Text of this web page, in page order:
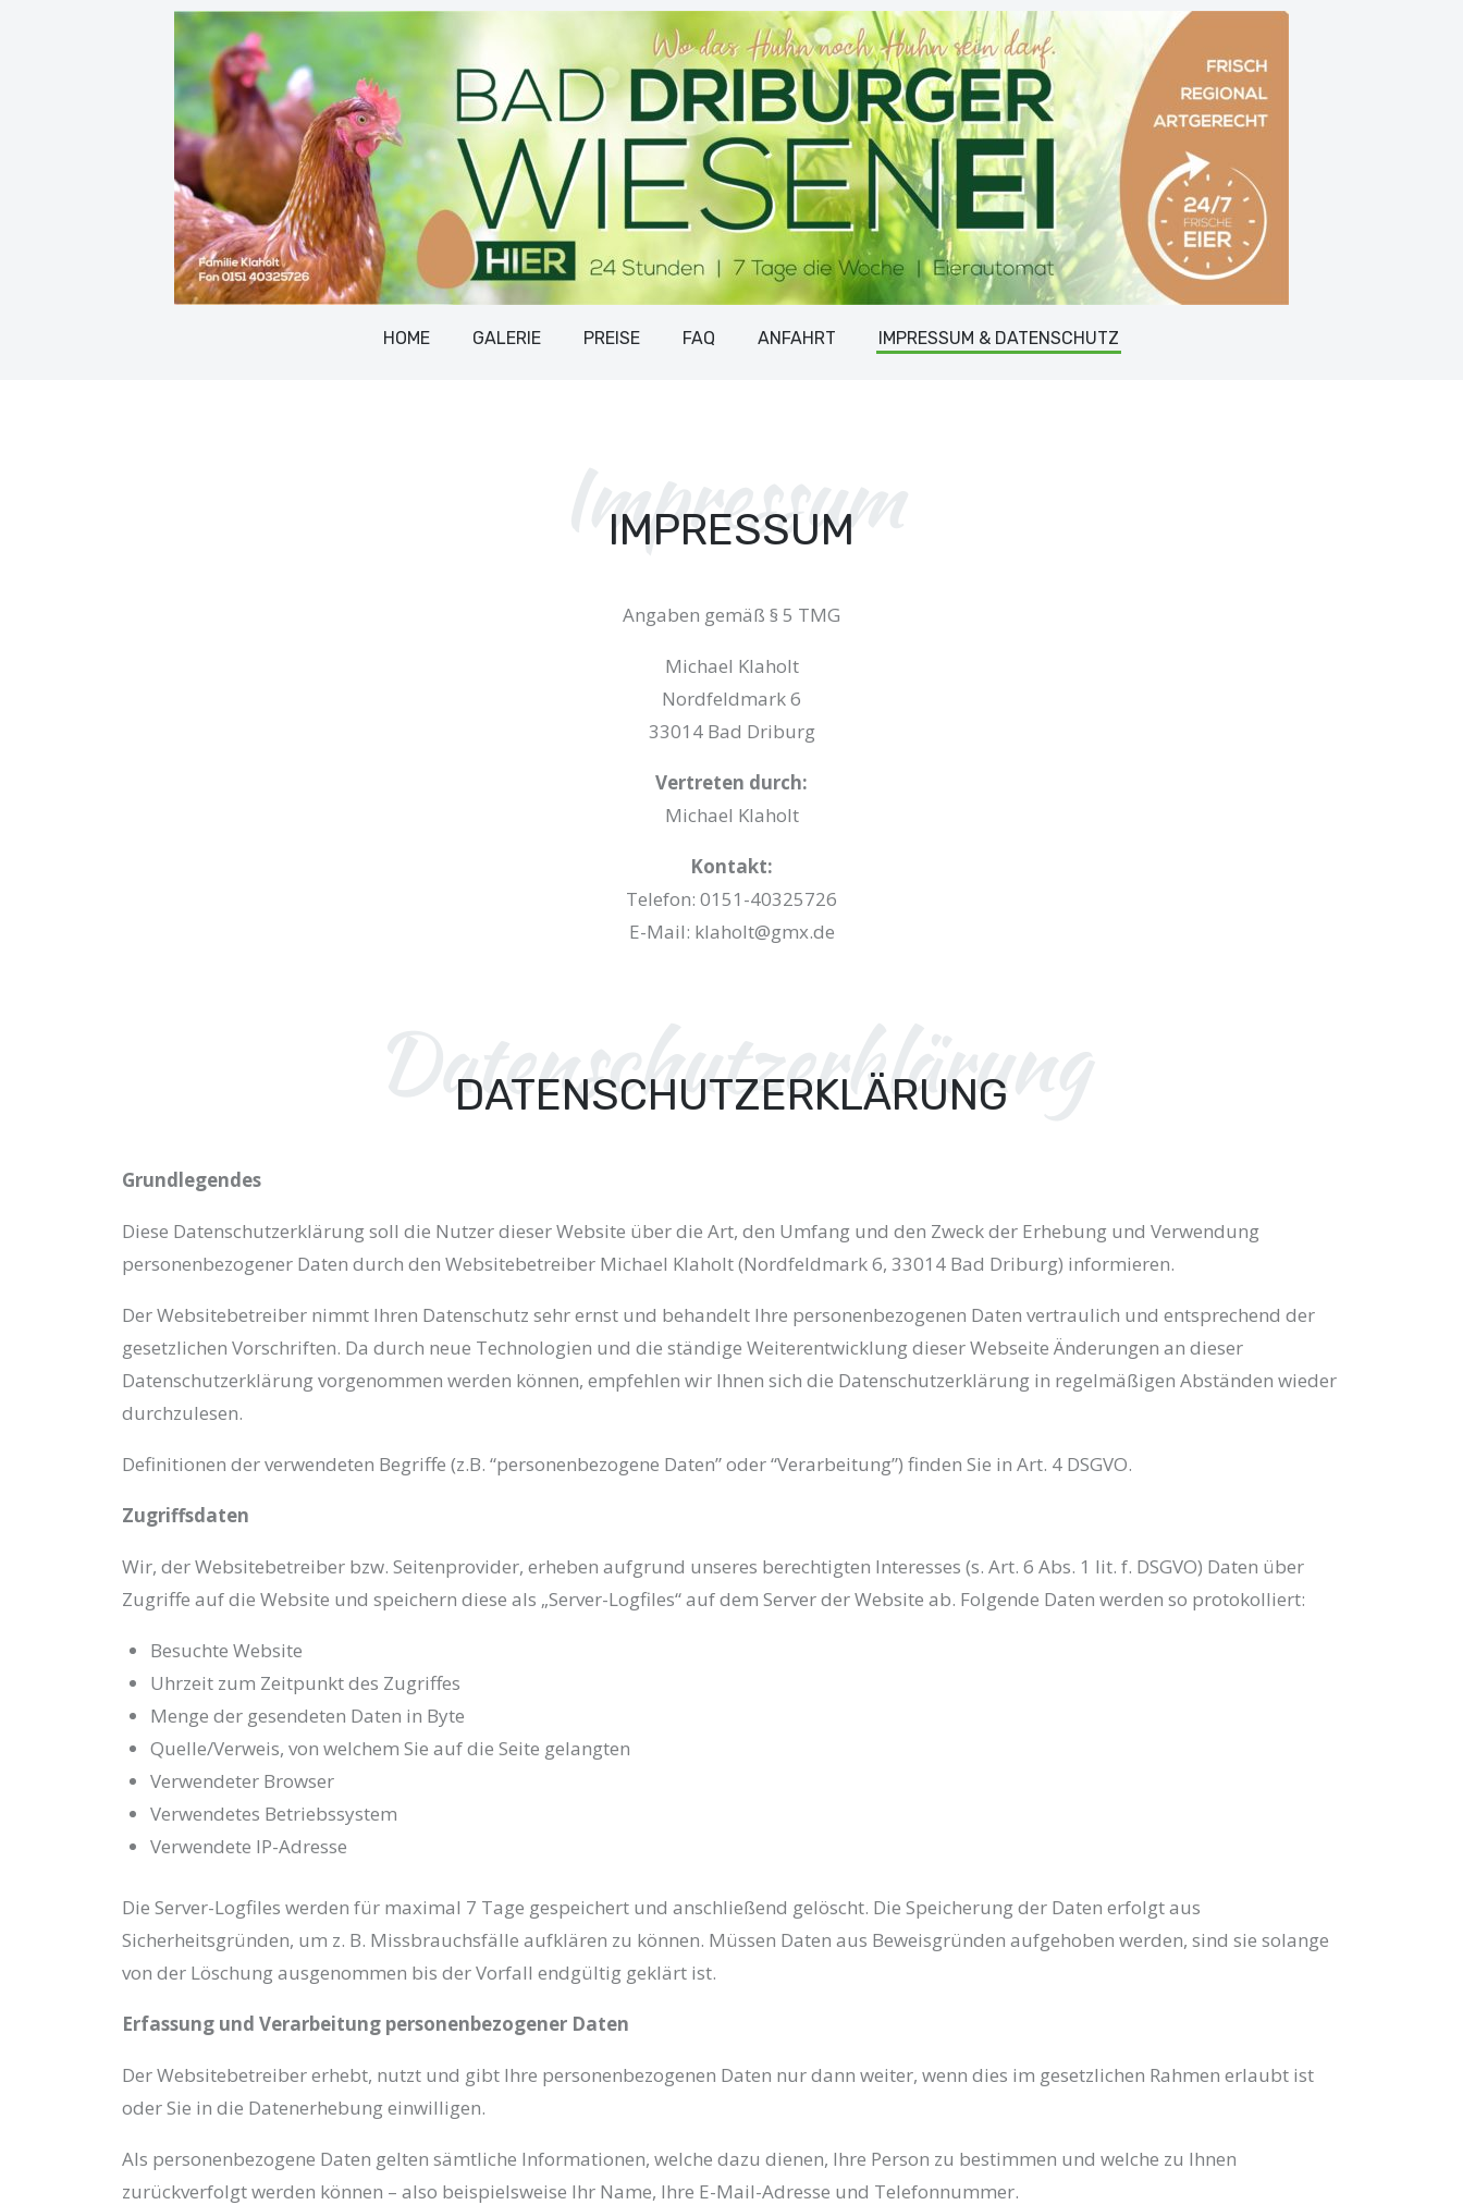
HOME GALERIE PREISE FAQ ANFAHRT IMPRESSUM & DATENSCHUTZ
Impressum
IMPRESSUM
Angaben gemäß § 5 TMG
Michael Klaholt
Nordfeldmark 6
33014 Bad Driburg
Vertreten durch:
Michael Klaholt
Kontakt:
Telefon: 0151-40325726
E-Mail: klaholt@gmx.de
Datenschutzerklärung
DATENSCHUTZERKLÄRUNG
Grundlegendes
Diese Datenschutzerklärung soll die Nutzer dieser Website über die Art, den Umfang und den Zweck der Erhebung und Verwendung
personenbezogener Daten durch den Websitebetreiber Michael Klaholt (Nordfeldmark 6, 33014 Bad Driburg) informieren.
Der Websitebetreiber nimmt Ihren Datenschutz sehr ernst und behandelt Ihre personenbezogenen Daten vertraulich und entsprechend der
gesetzlichen Vorschriften. Da durch neue Technologien und die ständige Weiterentwicklung dieser Webseite Änderungen an dieser
Datenschutzerklärung vorgenommen werden können, empfehlen wir Ihnen sich die Datenschutzerklärung in regelmäßigen Abständen wieder
durchzulesen.
Definitionen der verwendeten Begriffe (z.B. “personenbezogene Daten” oder “Verarbeitung”) finden Sie in Art. 4 DSGVO.
Zugriffsdaten
Wir, der Websitebetreiber bzw. Seitenprovider, erheben aufgrund unseres berechtigten Interesses (s. Art. 6 Abs. 1 lit. f. DSGVO) Daten über
Zugriffe auf die Website und speichern diese als „Server-Logfiles“ auf dem Server der Website ab. Folgende Daten werden so protokolliert:
Besuchte Website
Uhrzeit zum Zeitpunkt des Zugriffes
Menge der gesendeten Daten in Byte
Quelle/Verweis, von welchem Sie auf die Seite gelangten
Verwendeter Browser
Verwendetes Betriebssystem
Verwendete IP-Adresse
Die Server-Logfiles werden für maximal 7 Tage gespeichert und anschließend gelöscht. Die Speicherung der Daten erfolgt aus
Sicherheitsgründen, um z. B. Missbrauchsfälle aufklären zu können. Müssen Daten aus Beweisgründen aufgehoben werden, sind sie solange
von der Löschung ausgenommen bis der Vorfall endgültig geklärt ist.
Erfassung und Verarbeitung personenbezogener Daten
Der Websitebetreiber erhebt, nutzt und gibt Ihre personenbezogenen Daten nur dann weiter, wenn dies im gesetzlichen Rahmen erlaubt ist
oder Sie in die Datenerhebung einwilligen.
Als personenbezogene Daten gelten sämtliche Informationen, welche dazu dienen, Ihre Person zu bestimmen und welche zu Ihnen
zurückverfolgt werden können – also beispielsweise Ihr Name, Ihre E-Mail-Adresse und Telefonnummer.